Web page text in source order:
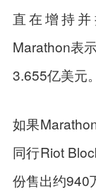
直在增持
Marathon表
3.655亿美元。
如果
同行Riot
份售出约940